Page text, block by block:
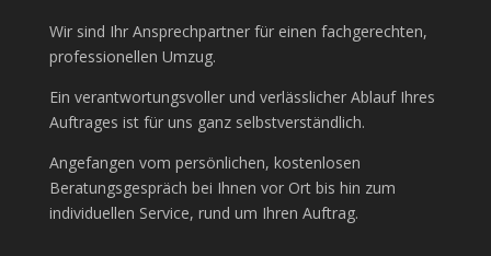
Wir sind Ihr Ansprechpartner für einen fachgerechten,
professionellen Umzug.
Ein verantwortungsvoller und verlässlicher Ablauf Ihres
Auftrages ist für uns ganz selbstverständlich.
Angefangen vom persönlichen, kostenlosen
Beratungsgespräch bei Ihnen vor Ort bis hin zum
individuellen Service, rund um Ihren Auftrag.